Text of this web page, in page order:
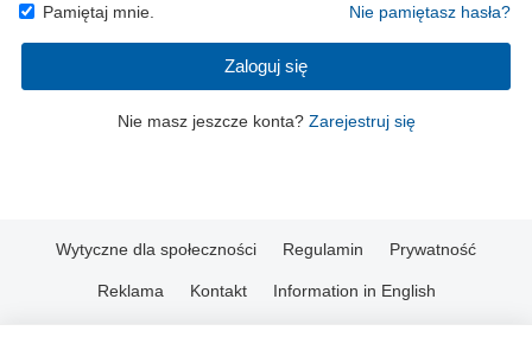
Pamiętaj mnie. Nie pamiętasz hasła?
Zaloguj się
Nie masz jeszcze konta? Zarejestruj się
Wytyczne dla społeczności Regulamin Prywatność
Reklama Kontakt Information in English